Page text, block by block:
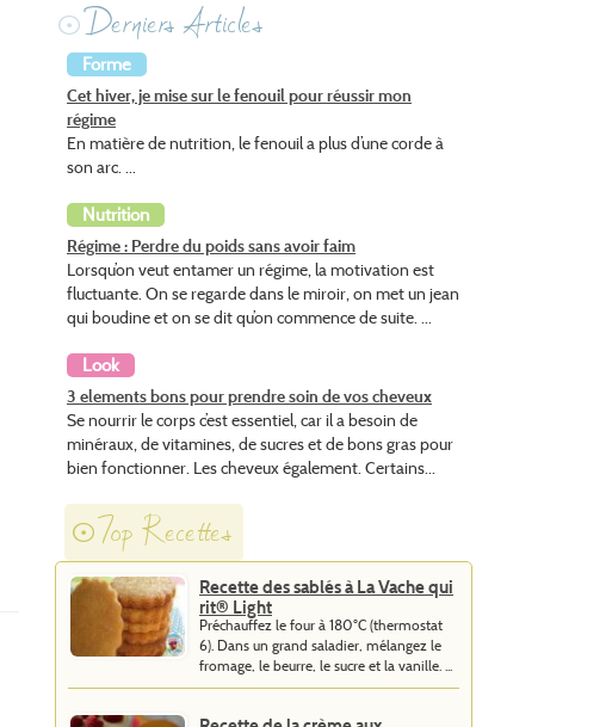
Derniers Articles
Forme
Cet hiver, je mise sur le fenouil pour réussir mon
régime
En matière de nutrition, le fenouil a plus d’une corde à
son arc. ...
Nutrition
Régime : Perdre du poids sans avoir faim
Lorsqu’on veut entamer un régime, la motivation est
fluctuante. On se regarde dans le miroir, on met un jean
qui boudine et on se dit qu’on commence de suite. ...
Look
3 elements bons pour prendre soin de vos cheveux
Se nourrir le corps c’est essentiel, car il a besoin de
minéraux, de vitamines, de sucres et de bons gras pour
bien fonctionner. Les cheveux également. Certains...
Top Recettes
Recette des sablés à La Vache qui
rit® Light
Préchauffez le four à 180°C (thermostat
6). Dans un grand saladier, mélangez le
fromage, le beurre, le sucre et la vanille. ...